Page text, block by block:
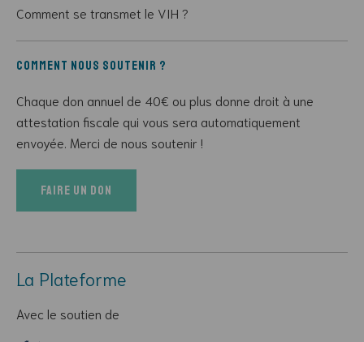
Comment se transmet le VIH ?
Comment nous soutenir ?
Chaque don annuel de 40€ ou plus donne droit à une
attestation fiscale qui vous sera automatiquement
envoyée. Merci de nous soutenir !
Faire un don
La Plateforme
Avec le soutien de